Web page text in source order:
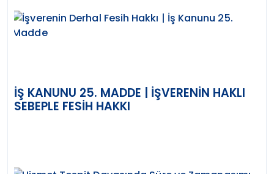
İŞ KANUNU 25. MADDE | İŞVERENIN HAKLI
SEBEPLE FESIH HAKKI